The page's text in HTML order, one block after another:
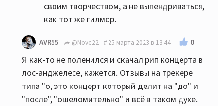
своим творчеством, а не выпендриваться,
как тот же гилмор.
AVR55 @Novo22 25 марта 2023 в 13:44 0
Я как-то не поленился и скачал рип концерта в
лос-анджелесе, кажется. Отзывы на трекере
типа "о, это концерт который делит на "до" и
"после", "ошеломительно" и всё в таком духе.